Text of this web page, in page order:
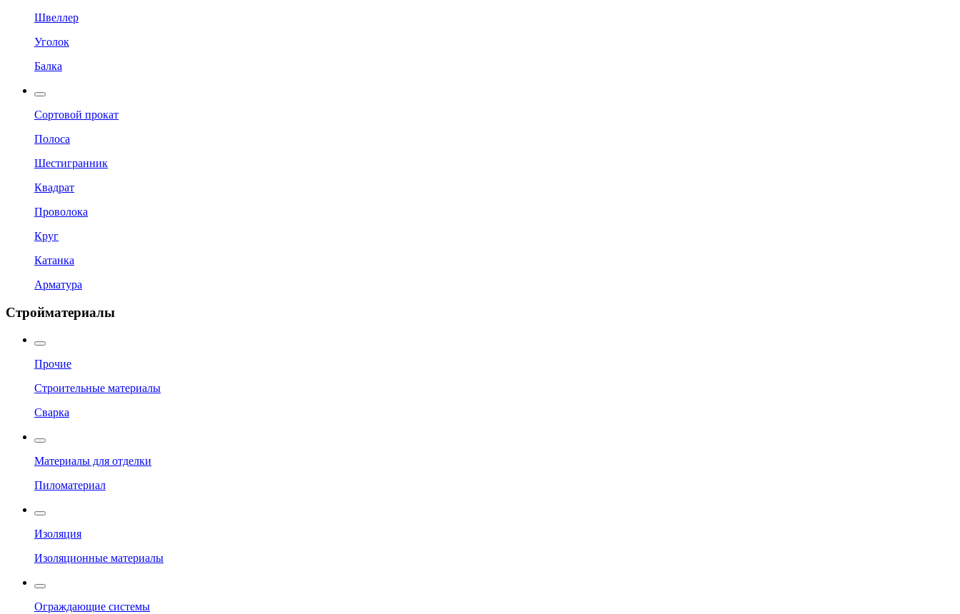
Швеллер
Уголок
Балка
Сортовой прокат
Полоса
Шестигранник
Квадрат
Проволока
Круг
Катанка
Арматура
Стройматериалы
Прочие
Строительные материалы
Сварка
Материалы для отделки
Пиломатериал
Изоляция
Изоляционные материалы
Ограждающие системы